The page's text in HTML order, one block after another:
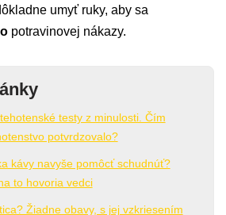
umyť ruky, aby sa
potravinovej nákazy.
testy z minulosti. Čím
potvrdzovalo?
kávy navyše pomôcť schudnúť?
to hovoria vedci
Žiadne obavy, s jej vzkriesením